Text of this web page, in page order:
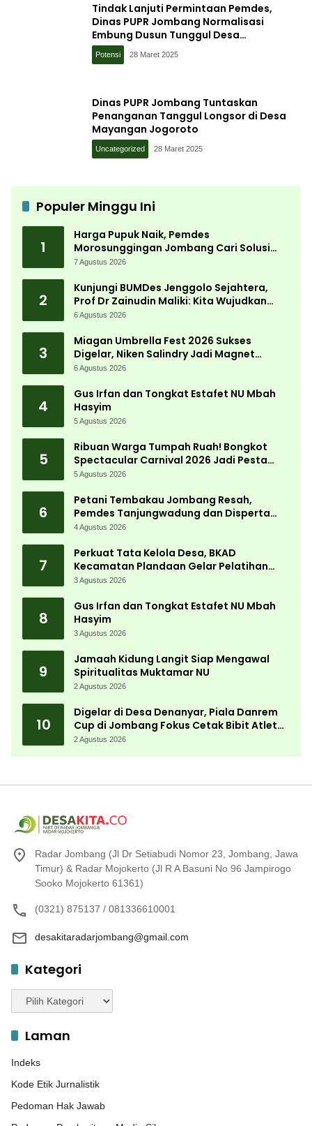
Tindak Lanjuti Permintaan Pemdes,
Dinas PUPR Jombang Normalisasi
Embung Dusun Tunggul Desa
Tunggorono
Potensi 28 Maret 2025
Dinas PUPR Jombang Tuntaskan
Penanganan Tanggul Longsor di Desa
Mayangan Jogoroto
Uncategorized 28 Maret 2025
Populer Minggu Ini
1
Harga Pupuk Naik, Pemdes
Morosunggingan Jombang Cari Solusi
Lewat Kajian Akademik
7 Agustus 2026
2
Kunjungi BUMDes Jenggolo Sejahtera,
Prof Dr Zainudin Maliki: Kita Wujudkan
Kemandirian Ekonomi dengan Potensi
6 Agustus 2026
3
Miagan Umbrella Fest 2026 Sukses
Digelar, Niken Salindry Jadi Magnet
Ribuan Pengunjung
6 Agustus 2026
4
Gus Irfan dan Tongkat Estafet NU Mbah
Hasyim
5 Agustus 2026
5
Ribuan Warga Tumpah Ruah! Bongkot
Spectacular Carnival 2026 Jadi Pesta
Kemerdekaan Terbesar di Peterongan
5 Agustus 2026
6
Petani Tembakau Jombang Resah,
Pemdes Tanjungwadung dan Disperta
Bergerak Cepat
4 Agustus 2026
7
Perkuat Tata Kelola Desa, BKAD
Kecamatan Plandaan Gelar Pelatihan
Aparatur Pemdes
3 Agustus 2026
8
Gus Irfan dan Tongkat Estafet NU Mbah
Hasyim
3 Agustus 2026
9
Jamaah Kidung Langit Siap Mengawal
Spiritualitas Muktamar NU
2 Agustus 2026
10
Digelar di Desa Denanyar, Piala Danrem
Cup di Jombang Fokus Cetak Bibit Atlet
Menembak Berprestasi
2 Agustus 2026
Radar Jombang (Jl Dr Setiabudi Nomor 23, Jombang, Jawa
Timur) & Radar Mojokerto (Jl R A Basuni No 96 Jampirogo
Sooko Mojokerto 61361)
(0321) 875137 / 081336610001
desakitaradarjombang@gmail.com
Kategori
Kategori
Laman
Indeks
Kode Etik Jurnalistik
Pedoman Hak Jawab